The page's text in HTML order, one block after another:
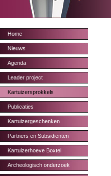
Home
Nieuws
Agenda
Leader project
Kartuizersprokkels
Publicaties
Kartuizergeschenken
Partners en Subsidiënten
Kartuizerhoeve Boxtel
Archeologisch onderzoek